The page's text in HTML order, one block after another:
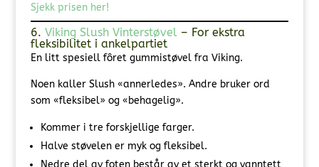
Sjekk prisen her!
6. Viking Slush Vinterstøvel – For ekstra
fleksibilitet i ankelpartiet
En litt spesiell fôret gummistøvel fra Viking.
Noen kaller Slush «annerledes». Andre bruker ord
som «fleksibel» og «behagelig».
Kommer i tre forskjellige farger.
Halve støvelen er myk og fleksibel.
Nedre del av foten består av et sterkt og vanntett